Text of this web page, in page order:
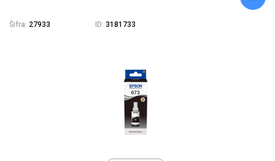
Šifra: 27933 ID: 3181733